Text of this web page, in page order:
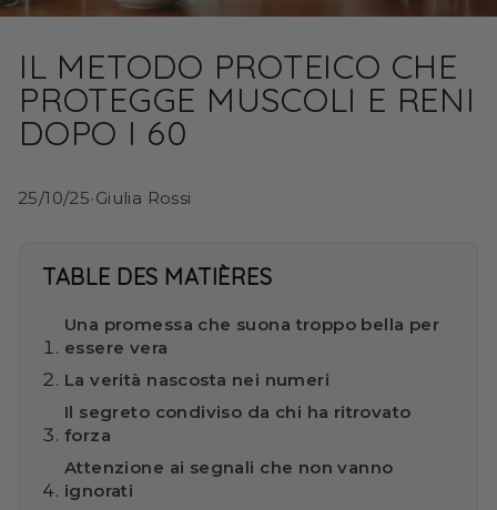
IL METODO PROTEICO CHE
PROTEGGE MUSCOLI E RENI
DOPO I 60
25/10/25•Giulia Rossi
TABLE DES MATIÈRES
Una promessa che suona troppo bella per
essere vera
La verità nascosta nei numeri
Il segreto condiviso da chi ha ritrovato
forza
Attenzione ai segnali che non vanno
ignorati